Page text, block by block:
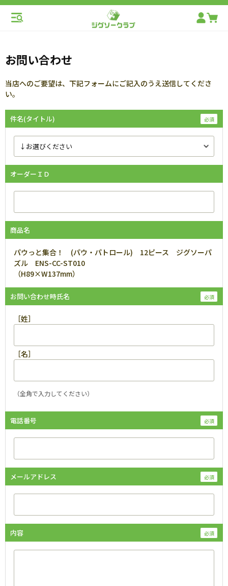
お問い合わせ
当店へのご要望は、下記フォームにご記入のうえ送信してくださ
い。
件名(タイトル)
オーダーＩＤ
商品名
パウっと集合！ (パウ・パトロール) 12ピース ジグソーパ
ズル ENS-CC-ST010
（H89×W137mm）
お問い合わせ時氏名
［姓］
［名］
（全角で入力してください）
電話番号
メールアドレス
内容